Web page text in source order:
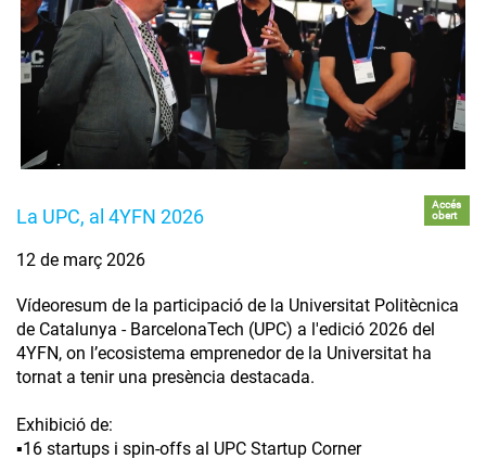
La UPC, al 4YFN 2026
Accés
obert
12 de març 2026
Vídeoresum de la participació de la Universitat Politècnica
de Catalunya - BarcelonaTech (UPC) a l'edició 2026 del
4YFN, on l’ecosistema emprenedor de la Universitat ha
tornat a tenir una presència destacada.
Exhibició de:
▪️16 startups i spin-offs al UPC Startup Corner